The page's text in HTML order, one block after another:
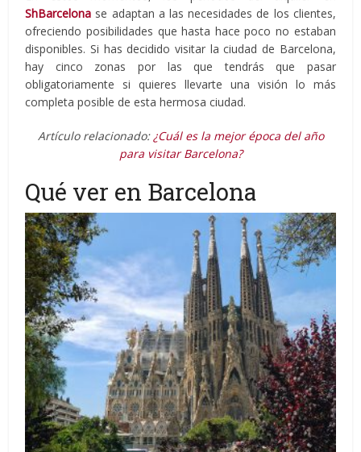
ShBarcelona se adaptan a las necesidades de los clientes,
ofreciendo posibilidades que hasta hace poco no estaban
disponibles. Si has decidido visitar la ciudad de Barcelona,
hay cinco zonas por las que tendrás que pasar
obligatoriamente si quieres llevarte una visión lo más
completa posible de esta hermosa ciudad.
Artículo relacionado:¿Cuál es la mejor época del año
para visitar Barcelona?
Qué ver en Barcelona